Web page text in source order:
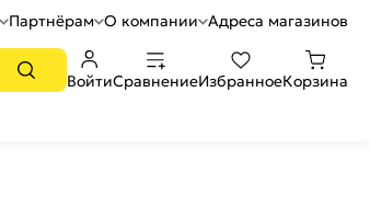
Партнёрам О компании Адреса магазинов
ВойтиСравнениеИзбранноеКорзина